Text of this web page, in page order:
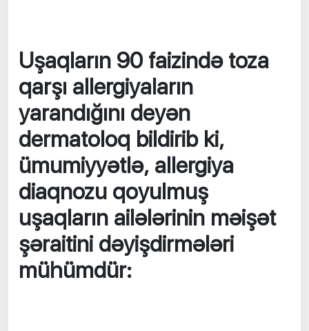
Uşaqların 90 faizində toza
qarşı allergiyaların
yarandığını deyən
dermatoloq bildirib ki,
ümumiyyətlə, allergiya
diaqnozu qoyulmuş
uşaqların ailələrinin məişət
şəraitini dəyişdirmələri
mühümdür: